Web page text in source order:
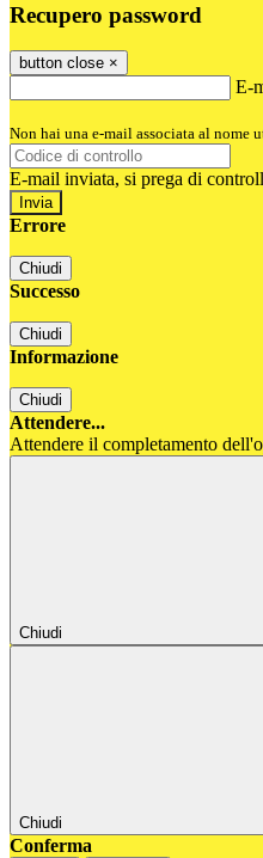
Recupero password
button close ×
E-
Non hai una e-mail associata al nome
E-mail inviata, si prega di
Errore
Chiudi
Successo
Chiudi
Informazione
Chiudi
Attendere...
Attendere il completamento
Chiudi
Chiudi
Conferma